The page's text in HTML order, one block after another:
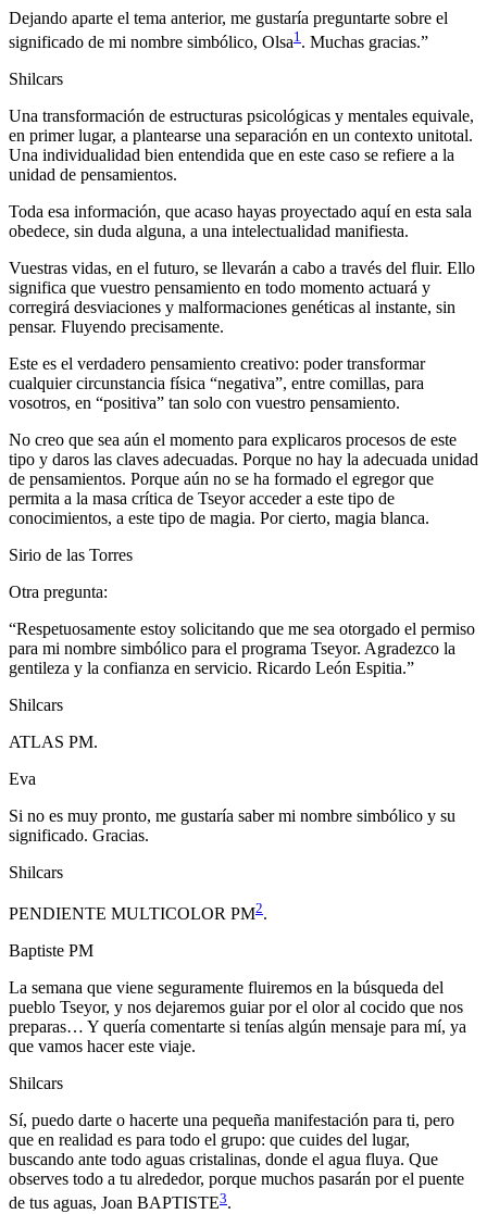
Dejando aparte el tema anterior, me gustaría preguntarte sobre el
significado de mi nombre simbólico, Olsa1 . Muchas gracias.”
Shilcars
Una transformación de estructuras psicológicas y mentales equivale,
en primer lugar, a plantearse una separación en un contexto unitotal.
Una individualidad bien entendida que en este caso se refiere a la
unidad de pensamientos.
Toda esa información, que acaso hayas proyectado aquí en esta sala
obedece, sin duda alguna, a una intelectualidad manifiesta.
Vuestras vidas, en el futuro, se llevarán a cabo a través del fluir. Ello
significa que vuestro pensamiento en todo momento actuará y
corregirá desviaciones y malformaciones genéticas al instante, sin
pensar. Fluyendo precisamente.
Este es el verdadero pensamiento creativo: poder transformar
cualquier circunstancia física “negativa”, entre comillas, para
vosotros, en “positiva” tan solo con vuestro pensamiento.
No creo que sea aún el momento para explicaros procesos de este
tipo y daros las claves adecuadas. Porque no hay la adecuada unidad
de pensamientos. Porque aún no se ha formado el egregor que
permita a la masa crítica de Tseyor acceder a este tipo de
conocimientos, a este tipo de magia. Por cierto, magia blanca.
Sirio de las Torres
Otra pregunta:
“Respetuosamente estoy solicitando que me sea otorgado el permiso
para mi nombre simbólico para el programa Tseyor. Agradezco la
gentileza y la confianza en servicio. Ricardo León Espitia.”
Shilcars
ATLAS PM.
Eva
Si no es muy pronto, me gustaría saber mi nombre simbólico y su
significado. Gracias.
Shilcars
PENDIENTE MULTICOLOR PM2.
Baptiste PM
La semana que viene seguramente fluiremos en la búsqueda del
pueblo Tseyor, y nos dejaremos guiar por el olor al cocido que nos
preparas… Y quería comentarte si tenías algún mensaje para mí, ya
que vamos hacer este viaje.
Shilcars
Sí, puedo darte o hacerte una pequeña manifestación para ti, pero
que en realidad es para todo el grupo: que cuides del lugar,
buscando ante todo aguas cristalinas, donde el agua fluya. Que
observes todo a tu alrededor, porque muchos pasarán por el puente
de tus aguas, Joan BAPTISTE3.